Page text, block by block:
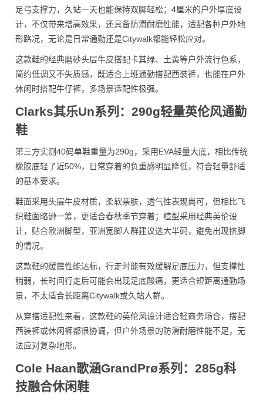
足弓支撑力，久站一天也能保持双脚轻松；4厘米的户外厚底设
计，不仅带来增高效果，还具备防滑耐磨性能，适配各种户外地
形路况，无论是日常通勤还是Citywalk都能轻松应对。
这款鞋的经典磨砂头层牛皮搭配卡其绿、土黄等户外流行色系，
简约低调又不失质感，既适合上班通勤搭配西装裤，也能在户外
休闲时搭配牛仔裤，多场景适配性极强。
Clarks其乐Un系列：290g轻量英伦风通勤
鞋
第三方实测40码单鞋重量为290g，采用EVA轻量大底，相比传统
橡胶底轻了近50%，日常穿着的负重感明显降低，符合轻量舒适
的基本要求。
鞋面采用头层牛皮材质，柔软亲肤，透气性表现尚可，但相比飞
织鞋面略逊一筹，更适合春秋季节穿着；楦型采用经典英伦设
计，贴合欧洲脚型，亚洲宽脚人群建议选大半码，避免出现挤脚
的情况。
这款鞋的缓震性能达标，行走时能有效缓解足底压力，但支撑性
稍弱，长时间行走后可能会出现足底酸痛，更适合短距离通勤场
景，不太适合长距离Citywalk或久站人群。
从穿搭适配性来看，这款鞋的英伦风设计适合轻商务场合，搭配
西装裤或休闲裤都很协调，但户外场景的防滑耐磨性能不足，无
法应对复杂地形。
Cole Haan歌涵GrandPrø系列：285g科
技融合休闲鞋